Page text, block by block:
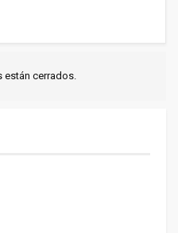
están cerrados.